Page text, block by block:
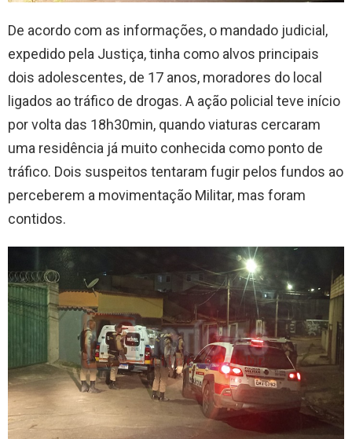
De acordo com as informações, o mandado judicial,
expedido pela Justiça, tinha como alvos principais
dois adolescentes, de 17 anos, moradores do local
ligados ao tráfico de drogas. A ação policial teve início
por volta das 18h30min, quando viaturas cercaram
uma residência já muito conhecida como ponto de
tráfico. Dois suspeitos tentaram fugir pelos fundos ao
perceberem a movimentação Militar, mas foram
contidos.